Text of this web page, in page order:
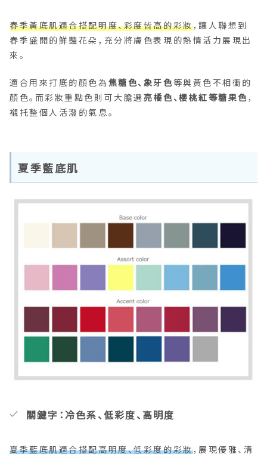
春季黃底肌適合搭配明度、彩度皆高的彩妝，讓人聯想到
春季盛開的鮮豔花朵，充分將膚色表現的熱情活力展現出
來。
適合用來打底的顏色為焦糖色、象牙色等與黃色不相衝的
顏色。而彩妝重點色則可大膽選亮橘色、櫻桃紅等糖果色，
襯托整個人活潑的氣息。
夏季藍底肌
關鍵字：冷色系、低彩度、高明度
夏季藍底肌適合搭配高明度、低彩度的彩妝，展現優雅、清